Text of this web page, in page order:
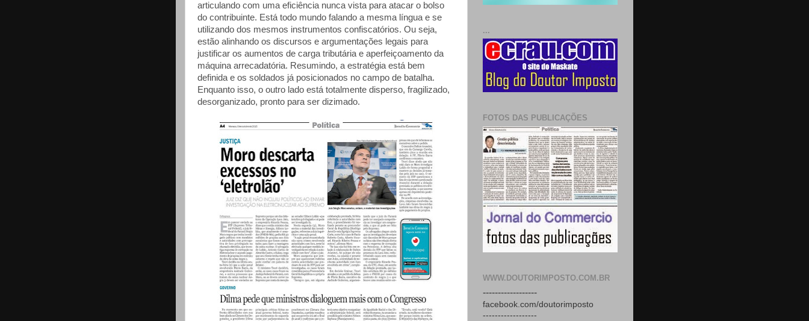
articulando com uma eficiência nunca vista para atacar o bolso
do contribuinte. Está todo mundo falando a mesma língua e se
utilizando dos mesmos instrumentos confiscatórios. Ou seja,
estão alinhando os discursos e argumentações legais para
justificar os aumentos de carga tributária e aperfeiçoamento da
máquina arrecadatória. Resumindo, a estratégia está bem
definida e os soldados já posicionados no campo de batalha.
Enquanto isso, o outro lado está totalmente disperso, fragilizado,
desorganizado, pronto para ser dizimado.
...
FOTOS DAS PUBLICAÇÕES
WWW.DOUTORIMPOSTO.COM.BR
------------------
facebook.com/doutorimposto
------------------